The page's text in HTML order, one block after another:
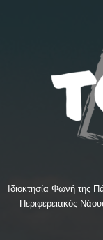
Ιδιοκτησία Φωνή
Περιφερειακός